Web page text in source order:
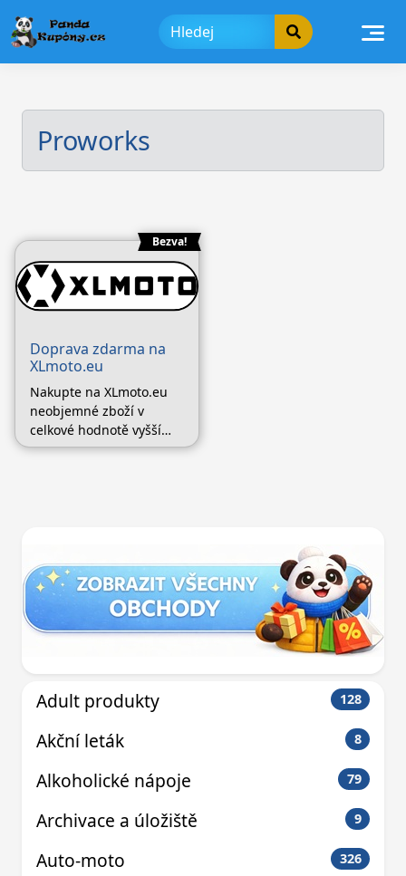
to
content
Proworks
Bezva!
Doprava zdarma na
XLmoto.eu
Nakupte na XLmoto.eu
neobjemné zboží v
celkové hodnotě vyšší
než 2999 Kč a získejte
Adult produkty 128
Akční leták 8
Alkoholické nápoje 79
Archivace a úložiště 9
Auto-moto 326